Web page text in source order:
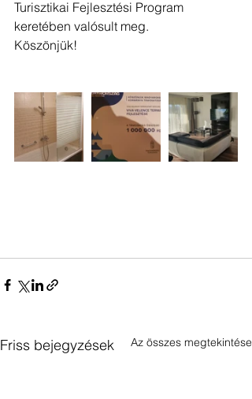
Turisztikai Fejlesztési Program
keretében valósult meg.
Köszönjük!
Friss bejegyzések Az összes megtekintése